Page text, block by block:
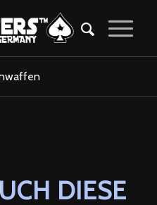
DIESE